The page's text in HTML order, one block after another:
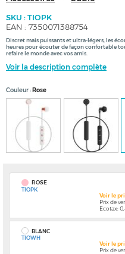
SKU : TIOPK
EAN : 7350071388754
Discret mais puissants et ultra-légers, les
heures pour écouter de façon confortable
refaire le monde avec vos amis.
Voir la description complète
Couleur Rose
ROSE
TIOPK
Voir le
Prix de
Ecotax:
BLANC
TIOWH
Voir le
Prix de